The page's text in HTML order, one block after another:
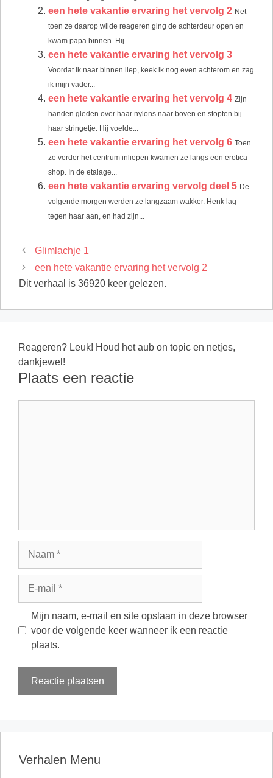
een hete vakantie ervaring het vervolg 2 Net
toen ze daarop wilde reageren ging de achterdeur open en
kwam papa binnen. Hij...
een hete vakantie ervaring het vervolg 3
Voordat ik naar binnen liep, keek ik nog even achterom en zag
ik mijn vader...
een hete vakantie ervaring het vervolg 4 Zijn
handen gleden over haar nylons naar boven en stopten bij
haar stringetje. Hij voelde...
een hete vakantie ervaring het vervolg 6 Toen
ze verder het centrum inliepen kwamen ze langs een erotica
shop. In de etalage...
een hete vakantie ervaring vervolg deel 5 De
volgende morgen werden ze langzaam wakker. Henk lag
tegen haar aan, en had zijn...
Glimlachje 1
een hete vakantie ervaring het vervolg 2
Dit verhaal is 36920 keer gelezen.
Reageren? Leuk! Houd het aub on topic en netjes,
dankjewel!
Plaats een reactie
Mijn naam, e-mail en site opslaan in deze browser
voor de volgende keer wanneer ik een reactie
plaats.
Verhalen Menu